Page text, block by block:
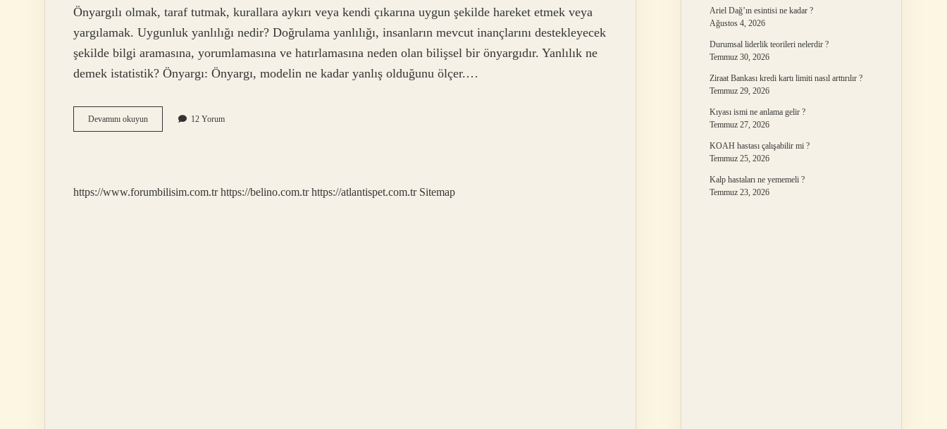
Önyargılı olmak, taraf tutmak, kurallara aykırı veya kendi çıkarına uygun şekilde hareket etmek veya
yargılamak. Uygunluk yanlılığı nedir? Doğrulama yanlılığı, insanların mevcut inançlarını destekleyecek
şekilde bilgi aramasına, yorumlamasına ve hatırlamasına neden olan bilişsel bir önyargıdır. Yanlılık ne
demek istatistik? Önyargı: Önyargı, modelin ne kadar yanlış olduğunu ölçer.…
Devamını okuyunTest
Yanlılığı
12 Yorum
https://www.forumbilisim.com.tr https://belino.com.tr https://atlantispet.com.tr Sitemap
Ariel Dağ’ın esintisi ne kadar ?
Ağustos 4, 2026
Durumsal liderlik teorileri nelerdir ?
Temmuz 30, 2026
Ziraat Bankası kredi kartı limiti nasıl arttırılır ?
Temmuz 29, 2026
Kıyası ismi ne anlama gelir ?
Temmuz 27, 2026
KOAH hastası çalışabilir mi ?
Temmuz 25, 2026
Kalp hastaları ne yememeli ?
Temmuz 23, 2026